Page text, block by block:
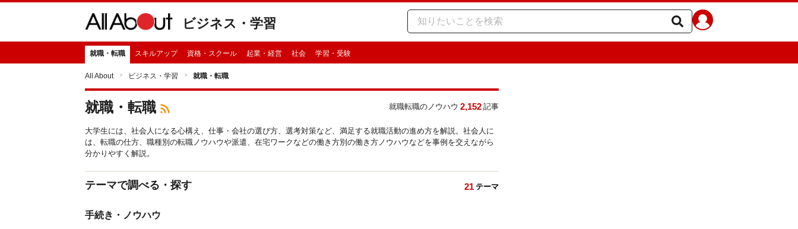
ビジネス・学習
就職・転職 スキルアップ 資格・スクール 起業・経営 社会 学習・受験
All About ビジネス・学習 就職・転職
就職・転職 就職転職のノウハウ 2,152 記事
大学生には、社会人になる心構え、仕事・会社の選び方、選考対策など、満足する就職活動の進め方を解説。社会人に
は、転職の仕方、職種別の転職ノウハウや派遣、在宅ワークなどの働き方別の働き方ノウハウなどを事例を交えながら
分かりやすく解説。
テーマで調べる・探す 21 テーマ
手続き・ノウハウ